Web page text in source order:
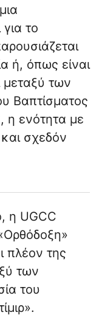
το
ή, όπως είναι
μεταξύ των
Βαπτίσματος
η ενότητα με
σχεδόν
η UGCC
πλέον της
των
του